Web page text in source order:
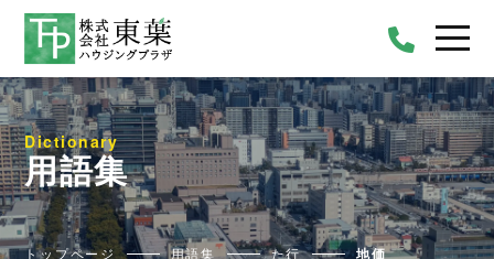
Dictionary
用語集
トップページ 用語集 た行 地価